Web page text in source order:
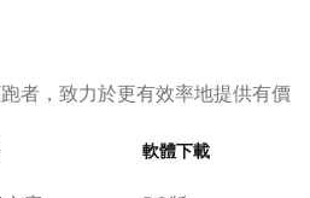
者，致力於更有效率地提供有價
軟體下載